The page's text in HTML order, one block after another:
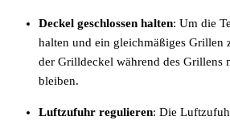
Deckel geschlossen halten: Um die
halten und ein gleichmäßiges Grillen
der Grilldeckel während des Grillens
bleiben.
Luftzufuhr regulieren: Die